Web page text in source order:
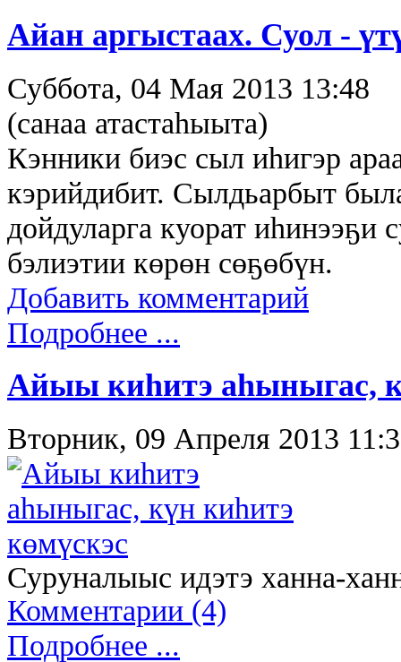
Айан аргыстаах. Суол -
Суббота, 04 Мая 2013 13:48
(санаа атастаһыыта)
Кэнники биэс сыл иһигэр
кэрийдибит. Сылдьарбыт
дойдуларга куорат
бэлиэтии көрөн сөҕөбүн.
Добавить комментарий
Подробнее ...
Айыы киһитэ аһыныгас,
Вторник, 09 Апреля 2013
Суруналыыс идэтэ ханна-
Комментарии (4)
Подробнее ...